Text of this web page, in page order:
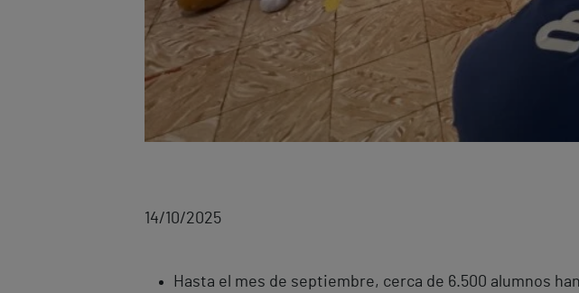
14/10/2025
Hasta el mes de septiembre, cerca de 6.500 alumnos